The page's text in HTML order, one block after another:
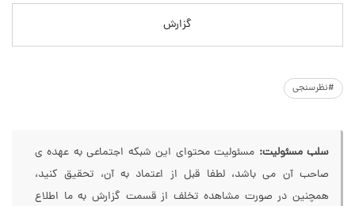
گزارش
#نظرسنجی
سلب مسئولیت: مسئولیت محتوای این شبکه اجتماعی به عهده ی
صاحب آن می باشد، لطفا قبل از اعتماد به آن، تحقیق کنید،
همچنین در صورت مشاهده تخلف از قسمت گزارش به ما اطلاع